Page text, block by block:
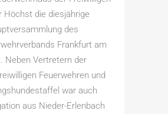
Höchst die diesjährige
des
Frankfurt am
Neben Vertretern der
Feuerwehren und
war auch
aus Nieder-Erlenbach